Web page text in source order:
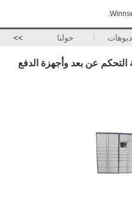
حولنا >>
عن بعد وأجهزة الدفع